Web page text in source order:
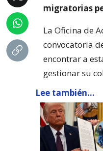
migratorias
La Oficina de
convocatoria
encontrar a
gestionar su
Lee también...